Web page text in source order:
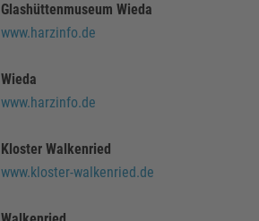
Glashüttenmuseum Wieda
www.harzinfo.de
Wieda
www.harzinfo.de
Kloster Walkenried
www.kloster-walkenried.de